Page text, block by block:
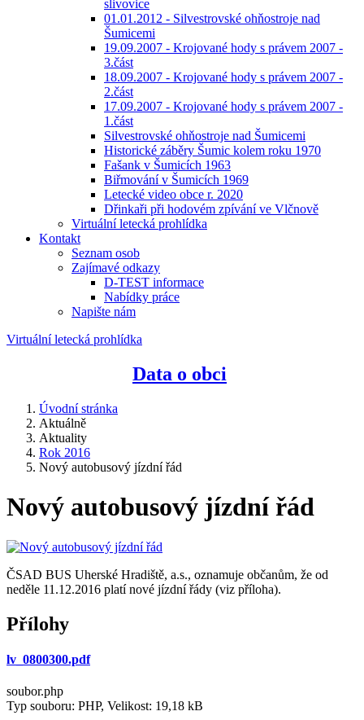
slivovice
01.01.2012 - Silvestrovské ohňostroje nad
Šumicemi
19.09.2007 - Krojované hody s právem 2007 -
3.část
18.09.2007 - Krojované hody s právem 2007 -
2.část
17.09.2007 - Krojované hody s právem 2007 -
1.část
Silvestrovské ohňostroje nad Šumicemi
Historické záběry Šumic kolem roku 1970
Fašank v Šumicích 1963
Biřmování v Šumicích 1969
Letecké video obce r. 2020
Dřinkaři při hodovém zpívání ve Vlčnově
Virtuální letecká prohlídka
Kontakt
Seznam osob
Zajímavé odkazy
D-TEST informace
Nabídky práce
Napište nám
Virtuální letecká prohlídka
Data o obci
Úvodní stránka
Aktuálně
Aktuality
Rok 2016
Nový autobusový jízdní řád
Nový autobusový jízdní řád
ČSAD BUS Uherské Hradiště, a.s., oznamuje občanům, že od
neděle 11.12.2016 platí nové jízdní řády (viz příloha).
Přílohy
lv_0800300.pdf
soubor.php
Typ souboru: PHP, Velikost: 19,18 kB